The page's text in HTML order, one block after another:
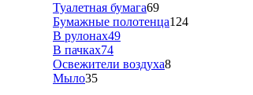
Туалетная бумага69
Бумажные полотенца124
В рулонах49
В пачках74
Освежители воздуха8
Мыло35